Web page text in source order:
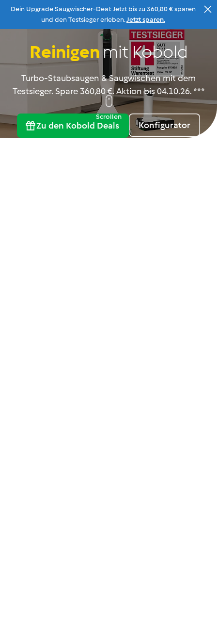
Zum Inhalt
Dein Upgrade Saugwischer-Deal: Jetzt bis zu 360,80 € sparen
und den Testsieger erleben.Jetzt sparen.
Beratung
Suche Warenkorb
Reinigenmit Kobold
Turbo-Staubsaugen & Saugwischen mit dem
Testsieger. Spare 360,80 €. Aktion bis 04.10.26. ***
Zu den Kobold Deals Konfigurator
Scrollen